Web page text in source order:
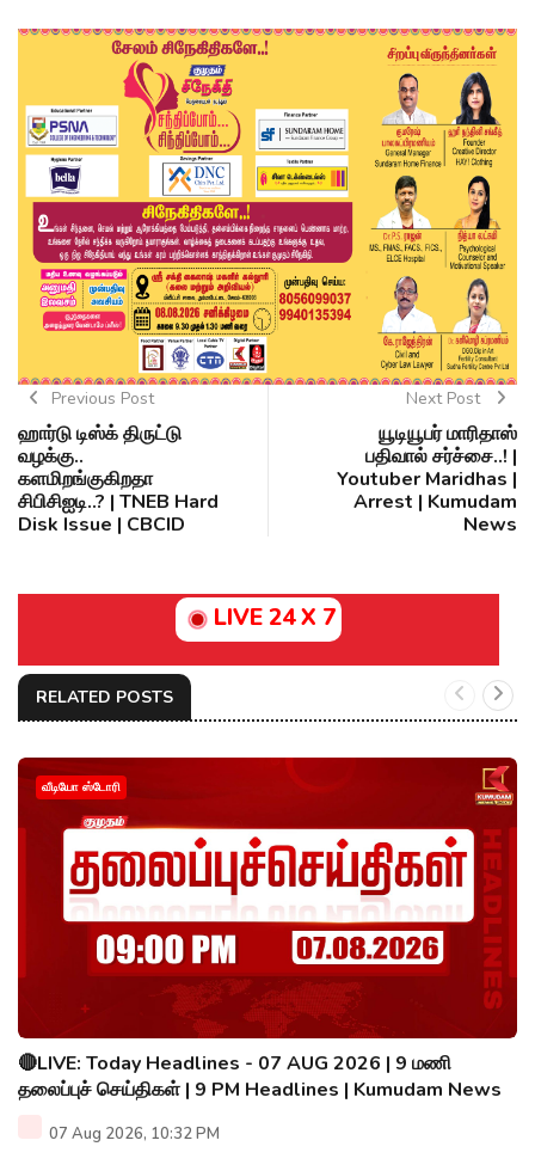
Previous Post
ஹார்டு டிஸ்க் திருட்டு
வழக்கு..
களமிறங்குகிறதா
சிபிசிஐடி..? | TNEB Hard
Disk Issue | CBCID
Next Post
யூடியூபர் மாரிதாஸ்
பதிவால் சர்ச்சை..! |
Youtuber Maridhas |
Arrest | Kumudam
News
LIVE 24 X 7
RELATED POSTS
வீடியோ ஸ்டோரி
🔴LIVE: Today Headlines - 07 AUG 2026 | 9 மணி
தலைப்புச் செய்திகள் | 9 PM Headlines | Kumudam News
07 Aug 2026, 10:32 PM